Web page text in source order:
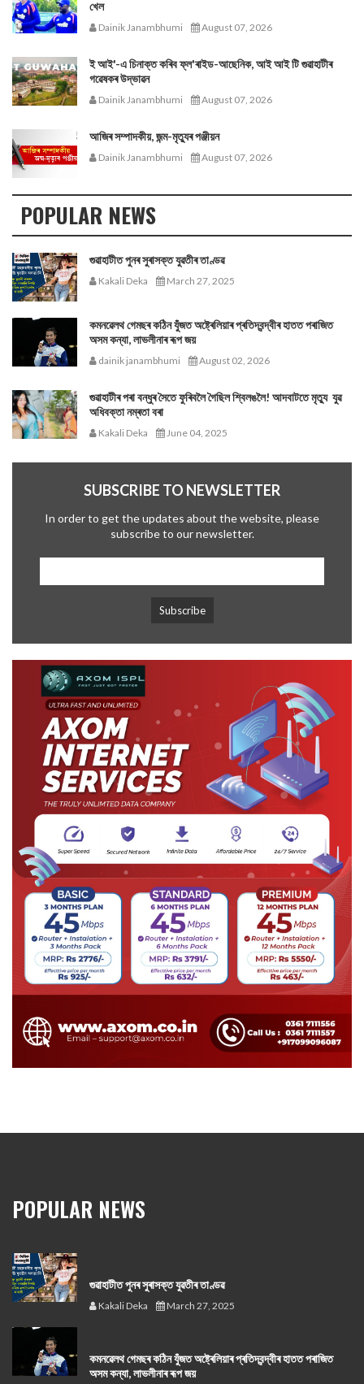
খেল
Dainik Janambhumi August 07, 2026
ই আই'-এ চিনাক্ত কৰিব ফ্ল'ৰাইড-আছেনিক, আই আই টি গুৱাহাটীৰ
গৱেষকৰ উদ্ভাৱন
Dainik Janambhumi August 07, 2026
আজিৰ সম্পাদকীয়, জন্ম-মৃত্যুৰ পঞ্জীয়ন
Dainik Janambhumi August 07, 2026
POPULAR NEWS
গুৱাহাটীত পুনৰ সুৰাসক্ত যুৱতীৰ তাণ্ডৱ
Kakali Deka March 27, 2025
কমনৱেলথ গেমছৰ কঠিন যুঁজত অষ্ট্ৰেলিয়াৰ প্ৰতিদ্বন্দ্বীৰ হাতত পৰাজিত
অসম কন্যা, লাভলীনাৰ ৰূপ জয়
dainik janambhumi August 02, 2026
গুৱাহাটীৰ পৰা বন্ধুৰ সৈতে ফুৰিবলৈ গৈছিল শ্বিলঙলৈ! আদবাটতে মৃত্যু যুৱ
অধিবক্তা নম্ৰতা বৰা
Kakali Deka June 04, 2025
SUBSCRIBE TO NEWSLETTER
In order to get the updates about the website, please
subscribe to our newsletter.
POPULAR NEWS
গুৱাহাটীত পুনৰ সুৰাসক্ত যুৱতীৰ তাণ্ডৱ
Kakali Deka March 27, 2025
কমনৱেলথ গেমছৰ কঠিন যুঁজত অষ্ট্ৰেলিয়াৰ প্ৰতিদ্বন্দ্বীৰ হাতত পৰাজিত
অসম কন্যা, লাভলীনাৰ ৰূপ জয়